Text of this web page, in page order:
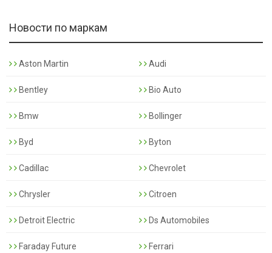
Новости по маркам
Aston Martin Audi
Bentley Bio Auto
Bmw Bollinger
Byd Byton
Cadillac Chevrolet
Chrysler Citroen
Detroit Electric Ds Automobiles
Faraday Future Ferrari